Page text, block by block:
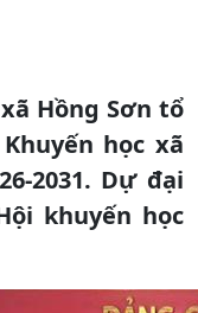
Hồng Sơn tổ
học xã
2031. Dự đại
khuyến học